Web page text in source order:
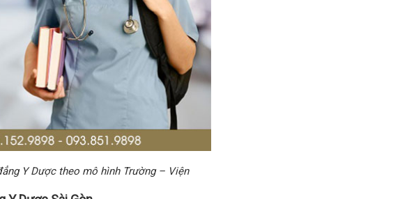
Y Dược theo mô hình Trường – Viện